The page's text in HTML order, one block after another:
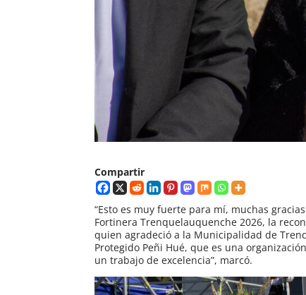
Compartir
“Esto es muy fuerte para mí, muchas
Fortinera Trenquelauquenche 2026, la
quien agradeció a la Municipalidad de
Protegido Peñi Hué, que es una
un trabajo de excelencia”, marcó.